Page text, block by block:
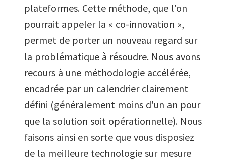
plateformes. Cette méthode, que l'on
pourrait appeler la « co-innovation »,
permet de porter un nouveau regard sur
la problématique à résoudre. Nous avons
recours à une méthodologie accélérée,
encadrée par un calendrier clairement
défini (généralement moins d'un an pour
que la solution soit opérationnelle). Nous
faisons ainsi en sorte que vous disposiez
de la meilleure technologie sur mesure